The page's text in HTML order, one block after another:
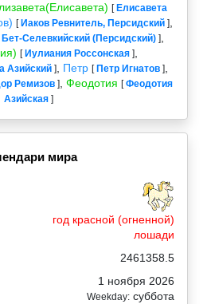
[ Елисавета
[ Иаков Ревнитель, Персидский],
Бет-Селевкийский (Персидский)],
[ Иулиания Россонская ],
Азийский], Петр [ Петр Игнатов],
Ремизов ], Феодотия [Феодотия
Азийская ]
мира
год красной (огненной)
лошади
2461358.5
1 ноября 2026
Weekday: суббота